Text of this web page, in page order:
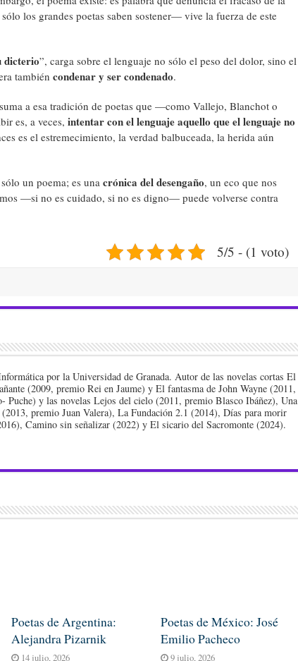
los grandes poetas saben sostener— vive la fuerza de este
dicterio”, carga sobre el lenguaje no sólo el peso del dolor, sino el
también condenar y ser condenado.
a esa tradición de poetas que —como Vallejo, Blanchot o
es, a veces, intentar con el lenguaje aquello que el lenguaje no
es el estremecimiento, la verdad balbuceada, la herida aún
un poema; es unacrónica del desengaño, un eco que nos
—si no es cuidado, si no es digno— puede volverse contra
5/5 - (1 voto)
por la Universidad de Granada. Autor de las novelas cortas El
(2009, premio Rei en Jaume) y El fantasma de John Wayne (2011,
Puche) y las novelas Lejos del cielo (2011, premio Blasco Ibáñez), Una
(2013, premio Juan Valera), La Fundación 2.1 (2014), Días para morir
Camino sin señalizar (2022) y El sicario del Sacromonte (2024).
Poetas de Argentina:
Alejandra Pizarnik
14 julio, 2026
Poetas de México: José
Emilio Pacheco
9 julio, 2026